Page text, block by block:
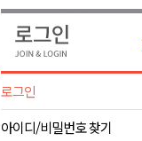
육동한 시장,
영월군, 국
삼척 공공산
강원자치
도-시군 첫
로그인
아이디/비밀번호 찾기